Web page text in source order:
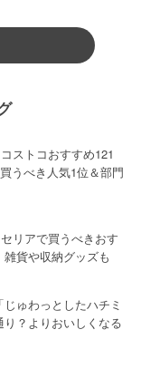
ストコおすすめ121
うべき人気1位＆部門
リアで買うべきおす
貨や収納グッズも
ゅわっとしたハチミ
？よりおいしくなる